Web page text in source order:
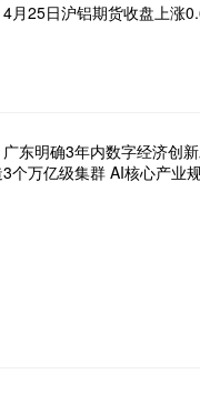
月25日沪铝期货收盘上涨
东明确3年内数字经济创
3个万亿级集群 AI核心产业